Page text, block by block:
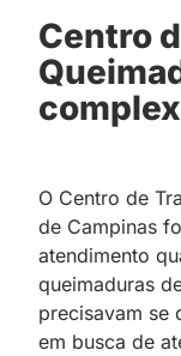
Centro
O Centro de
de Campinas
atendimento
queimaduras
precisavam se
em busca de